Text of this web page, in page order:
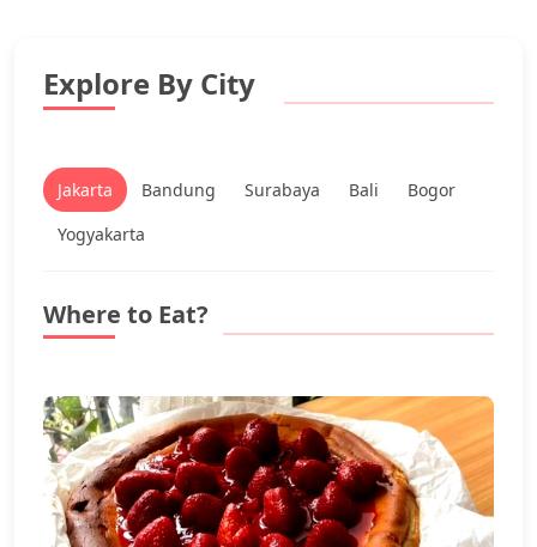
Explore By City
Jakarta Bandung Surabaya Bali
Bogor
Yogyakarta
Where to Eat?